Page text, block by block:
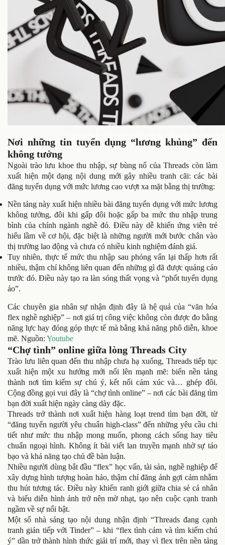
Nơi những tin tuyển dụng “lương khủng” đến
không tưởng
Ngoài trào lưu khoe thu nhập, sự bùng nổ của Threads còn làm
xuất hiện một dạng nội dung mới gây nhiều tranh cãi: các bài
đăng tuyển dụng với mức lương cao vượt xa mặt bằng thị trường:
Nền tảng này xuất hiện nhiều bài đăng tuyển dụng với mức lương
không tưởng, đôi khi gấp đôi hoặc gấp ba mức thu nhập trung
bình của chính ngành nghề đó. Điều này dễ khiến ứng viên trẻ
hiểu lầm về cơ hội, đặc biệt là những người mới bước chân vào
thị trường lao động và chưa có nhiều kinh nghiệm đánh giá.
Tuy nhiên, thực tế mức thu nhập sau phỏng vấn lại thấp hơn rất
nhiều, thậm chí không liên quan đến những gì đã được quảng cáo
trước đó. Điều này tạo ra làn sóng thất vọng và “phốt tuyển dụng
ảo”.
Các chuyên gia nhân sự nhận định đây là hệ quả của “văn hóa
flex nghề nghiệp” – nơi giá trị công việc không còn được đo bằng
năng lực hay đóng góp thực tế mà bằng khả năng phô diễn, khoe
mẽ. Nguồn: Youtube
“Chợ tình” online giữa lòng Threads City
Trào lưu liên quan đến thu nhập chưa hạ xuống, Threads tiếp tục
xuất hiện một xu hướng mới nổi lên mạnh mẽ: biến nền tảng
thành nơi tìm kiếm sự chú ý, kết nối cảm xúc và… ghép đôi.
Cộng đồng gọi vui đây là “chợ tình online” – nơi các bài đăng tìm
bạn đời xuất hiện ngày càng dày đặc.
Threads trở thành nơi xuất hiện hàng loạt trend tìm bạn đời, từ
“đăng tuyển người yêu chuẩn high-class” đến những yêu cầu chi
tiết như mức thu nhập mong muốn, phong cách sống hay tiêu
chuẩn ngoại hình. Không ít bài viết lan truyền mạnh nhờ sự táo
bạo và khả năng tạo chủ đề bàn luận.
Nhiều người dùng bắt đầu “flex” học vấn, tài sản, nghề nghiệp để
xây dựng hình tượng hoàn hảo, thậm chí đăng ảnh gợi cảm nhằm
thu hút tương tác. Điều này khiến ranh giới giữa chia sẻ cá nhân
và biểu diễn hình ảnh trở nên mờ nhạt, tạo nên cuộc cạnh tranh
ngầm về sự nổi bật.
Một số nhà sáng tạo nội dung nhận định “Threads đang cạnh
tranh gián tiếp với Tinder” – khi “flex tình cảm và tìm kiếm chú
ý” dần trở thành hình thức giải trí mới, thay vì flex trên nền tảng